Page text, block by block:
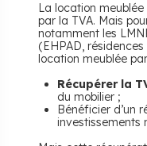
La location meublée
par la TVA. Mais
notamment les
(EHPAD,
location meublée
Récupérer la
du mobilier ;
Bénéficier d’un
investissements